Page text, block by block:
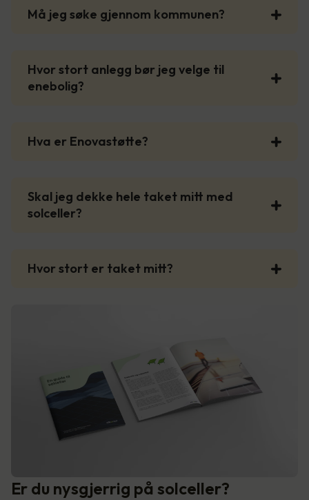
Må jeg søke gjennom kommunen?
Hvor stort anlegg bør jeg velge til
enebolig?
Hva er Enovastøtte?
Skal jeg dekke hele taket mitt med
solceller?
Hvor stort er taket mitt?
Er du nysgjerrig på solceller?